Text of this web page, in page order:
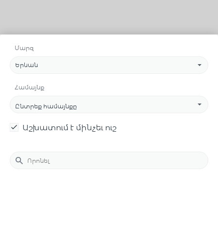
Մարզ
Երևան
Համայնք
Ընտրեք համայնքը
Աշխատում է մինչեւ ուշ